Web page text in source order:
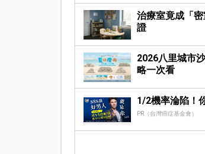
治療室竟成「
證
2026八里城市
略一次看
1/2機率淪陷！
PR（台灣癌症基金會）